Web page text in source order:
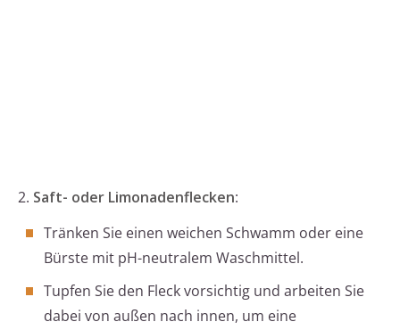
2. Saft- oder Limonadenflecken:
Tränken Sie einen weichen Schwamm oder eine
Bürste mit pH-neutralem Waschmittel.
Tupfen Sie den Fleck vorsichtig und arbeiten Sie
dabei von außen nach innen, um eine